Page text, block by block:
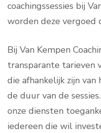
coachingssessies bij
worden deze vergoed
Bij Van Kempen
transparante tarieven
die afhankelijk zijn
de duur van de
onze diensten
iedereen die wil